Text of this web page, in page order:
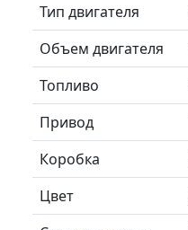
Тип двигателя
Объем двигателя
Топливо
Привод
Коробка
Цвет